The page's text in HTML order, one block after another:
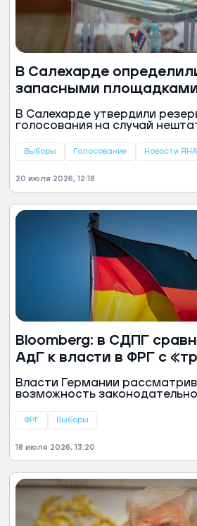
В Салехарде
запасными
голосования
В Салехарде утвердили
голосования на случай
администрации города.
Выборы Голосование Новости
20 июля 2026, 12:18
Bloomberg: в СДПГ
АдГ к власти в ФРГ с
конем»
Власти Германии
возможность
представителей партии
Подобные меры обсуждаются
опасений, что политическая
получить контроль над
разведданными.
ФРГ Выборы
18 июля 2026, 13:20